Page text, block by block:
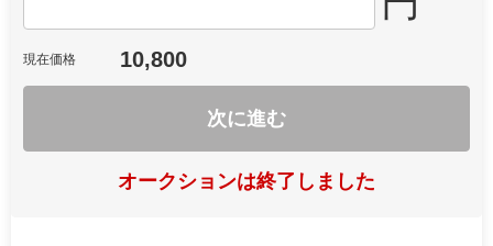
現在価格 10,800
次に進む
オークションは終了しました